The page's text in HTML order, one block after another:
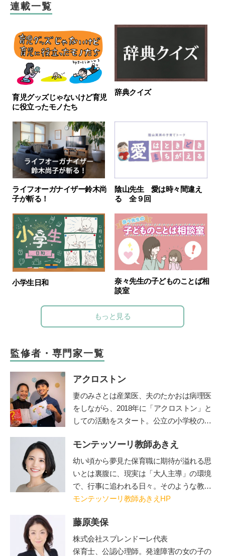
連載一覧
育児グッズじゃないけど育児
に役立ったモノたち
辞典クイズ
ライフオーガナイザー鈴木尚
子が斬る！
陰山先生 愛は時々間違え
る 全９回
小学生日和
奈々先生の子どものことば相
談室
もっと見る
監修者・専門家一覧
アクロストン
妻のみさとは産業医、夫のたかおは病理医
をしながら、 2018年に「アクロストン」と
しての活動をスタート。公立の小学校の授
性にまつわるワークショップを行う。『３
～９歳ではじめるアクロストン式「赤ちゃ
んってどうやってできるの？」いま、子ど
もに伝えたい性のＱ＆Ａ』（主婦の友
社）、『思春期の性と恋愛 子どもたちの
て！』（主婦の友社）、『10歳からのカラ
ダ・性・ココロのいろいろブック(
出版)』が発売中。公式ＨＰ
モンテッソーリ教師あきえ
幼い頃から夢見た保育職に期待が溢れる思
いとは裏腹に、現実は「大人主導」の環境
で、行事に追われる日々。そのような教育
現場に「もっと一人ひとりを尊重し、
いか」とショックと疑問を感じる。その
後、自身の出産を機に「日本の教育は本当
にこのままでよいのか」というさらなる強
モンテッソーリ教師あきえHP
藤原美保
株式会社スプレンドーレ代表
保育士、公認心理師。発達障害の女の子の